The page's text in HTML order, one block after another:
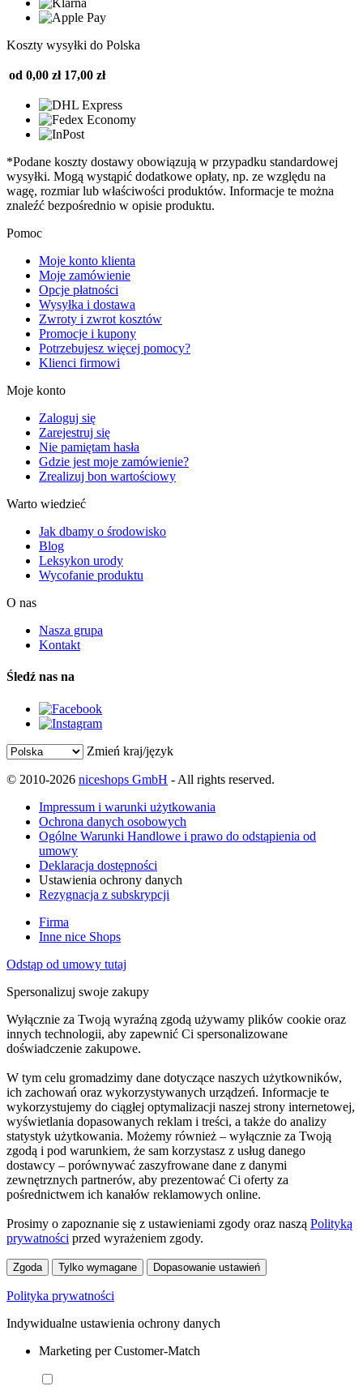
Koszty wysyłki do Polska
od 0,00 zł 17,00 zł
*Podane koszty dostawy obowiązują w przypadku standardowej
wysyłki. Mogą wystąpić dodatkowe opłaty, np. ze względu na
wagę, rozmiar lub właściwości produktów. Informacje te można
znaleźć bezpośrednio w opisie produktu.
Pomoc
Moje konto klienta
Moje zamówienie
Opcje płatności
Wysyłka i dostawa
Zwroty i zwrot kosztów
Promocje i kupony
Potrzebujesz więcej pomocy?
Klienci firmowi
Moje konto
Zaloguj się
Zarejestruj się
Nie pamiętam hasła
Gdzie jest moje zamówienie?
Zrealizuj bon wartościowy
Warto wiedzieć
Jak dbamy o środowisko
Blog
Leksykon urody
Wycofanie produktu
O nas
Nasza grupa
Kontakt
Śledź nas na
Zmień kraj/język
© 2010-2026 niceshops GmbH - All rights reserved.
Impressum i warunki użytkowania
Ochrona danych osobowych
Ogólne Warunki Handlowe i prawo do odstąpienia od
umowy
Deklaracja dostępności
Ustawienia ochrony danych
Rezygnacja z subskrypcji
Firma
Inne nice Shops
Odstąp od umowy tutaj
Spersonalizuj swoje zakupy
Wyłącznie za Twoją wyraźną zgodą używamy plików cookie oraz
innych technologii, aby zapewnić Ci spersonalizowane
doświadczenie zakupowe.
W tym celu gromadzimy dane dotyczące naszych użytkowników,
ich zachowań oraz wykorzystywanych urządzeń. Informacje te
wykorzystujemy do ciągłej optymalizacji naszej strony internetowej,
wyświetlania dopasowanych reklam i treści, a także do analizy
statystyk użytkowania. Możemy również – wyłącznie za Twoją
zgodą i pod warunkiem, że sam korzystasz z usług danego
dostawcy – porównywać zaszyfrowane dane z danymi
zewnętrznych partnerów, aby prezentować Ci oferty za
pośrednictwem ich kanałów reklamowych online.
Prosimy o zapoznanie się z ustawieniami zgody oraz naszą Polityką
prywatności przed wyrażeniem zgody.
Zgoda Tylko wymagane Dopasowanie ustawień
Polityka prywatności
Indywidualne ustawienia ochrony danych
Marketing per Customer-Match